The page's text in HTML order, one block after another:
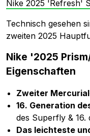
Nike 2025 'Refresh'
Technisch gesehen
zweiten 2025
Nike '2025
Eigenschaften
Zweiter
16. Generation
des Superfly & 16.
Das leichteste